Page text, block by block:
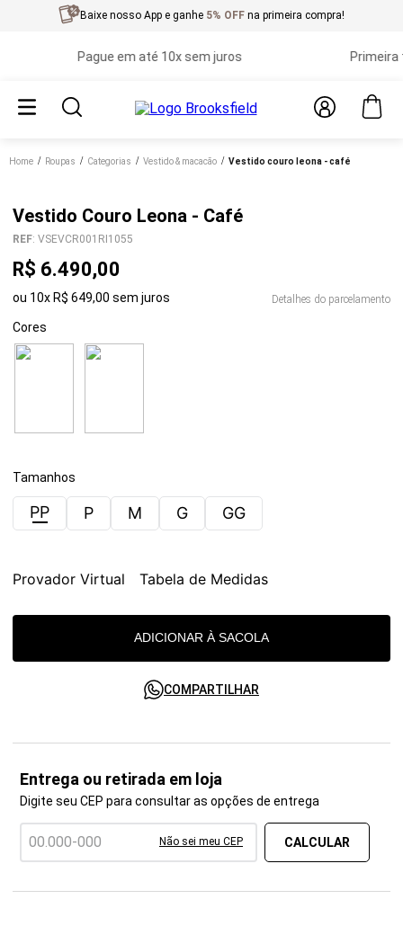
Baixe nosso App e ganhe 5% OFF na primeira compra!
Pague em até 10x sem juros Primeira
Home roupas categorias vestido & macacão vestido couro leona - café
Vestido Couro Leona - Café
REF: VSEVCR001RI1055
R$ 6.490,00
ou 10x R$ 649,00 sem juros Detalhes do parcelamento
Cores
Tamanhos
PP P M G GG
Provador Virtual Tabela de Medidas
ADICIONAR À SACOLA
COMPARTILHAR
Entrega ou retirada em loja
Digite seu CEP para consultar as opções de entrega
Não sei meu CEP